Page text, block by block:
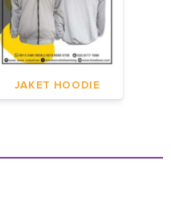
JAKET HOODIE